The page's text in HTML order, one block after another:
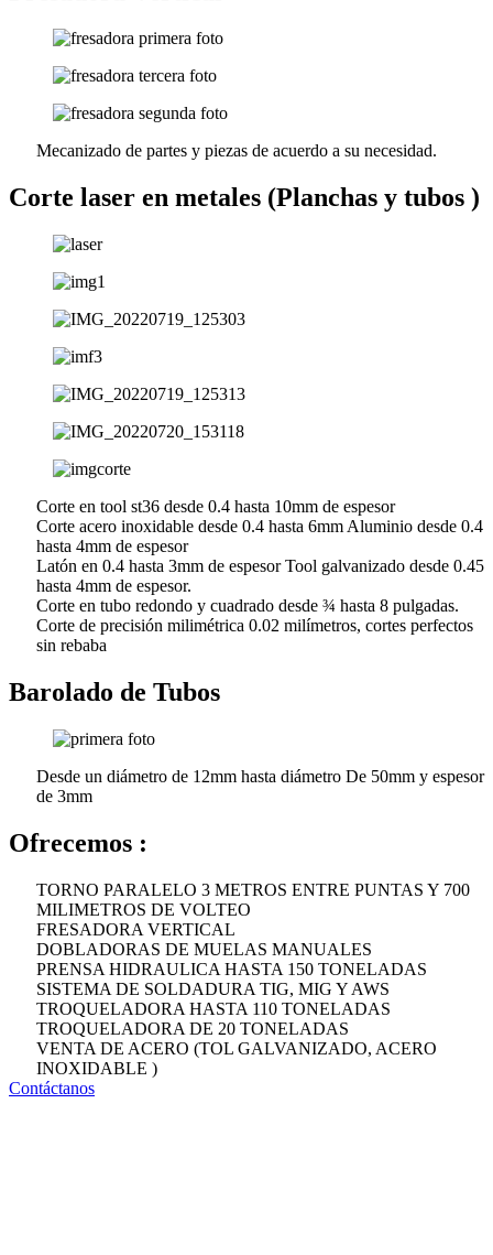
Mecanizado de partes y piezas de acuerdo a su necesidad.
Corte laser en metales (Planchas y tubos )
Corte en tool st36 desde 0.4 hasta 10mm de espesor
Corte acero inoxidable desde 0.4 hasta 6mm Aluminio desde 0.4
hasta 4mm de espesor
Latón en 0.4 hasta 3mm de espesor Tool galvanizado desde 0.45
hasta 4mm de espesor.
Corte en tubo redondo y cuadrado desde ¾ hasta 8 pulgadas.
Corte de precisión milimétrica 0.02 milímetros, cortes perfectos
sin rebaba
Barolado de Tubos
Desde un diámetro de 12mm hasta diámetro De 50mm y espesor
de 3mm
Ofrecemos :
TORNO PARALELO 3 METROS ENTRE PUNTAS Y 700
MILIMETROS DE VOLTEO
FRESADORA VERTICAL
DOBLADORAS DE MUELAS MANUALES
PRENSA HIDRAULICA HASTA 150 TONELADAS
SISTEMA DE SOLDADURA TIG, MIG Y AWS
TROQUELADORA HASTA 110 TONELADAS
TROQUELADORA DE 20 TONELADAS
VENTA DE ACERO (TOL GALVANIZADO, ACERO
INOXIDABLE )
Contáctanos